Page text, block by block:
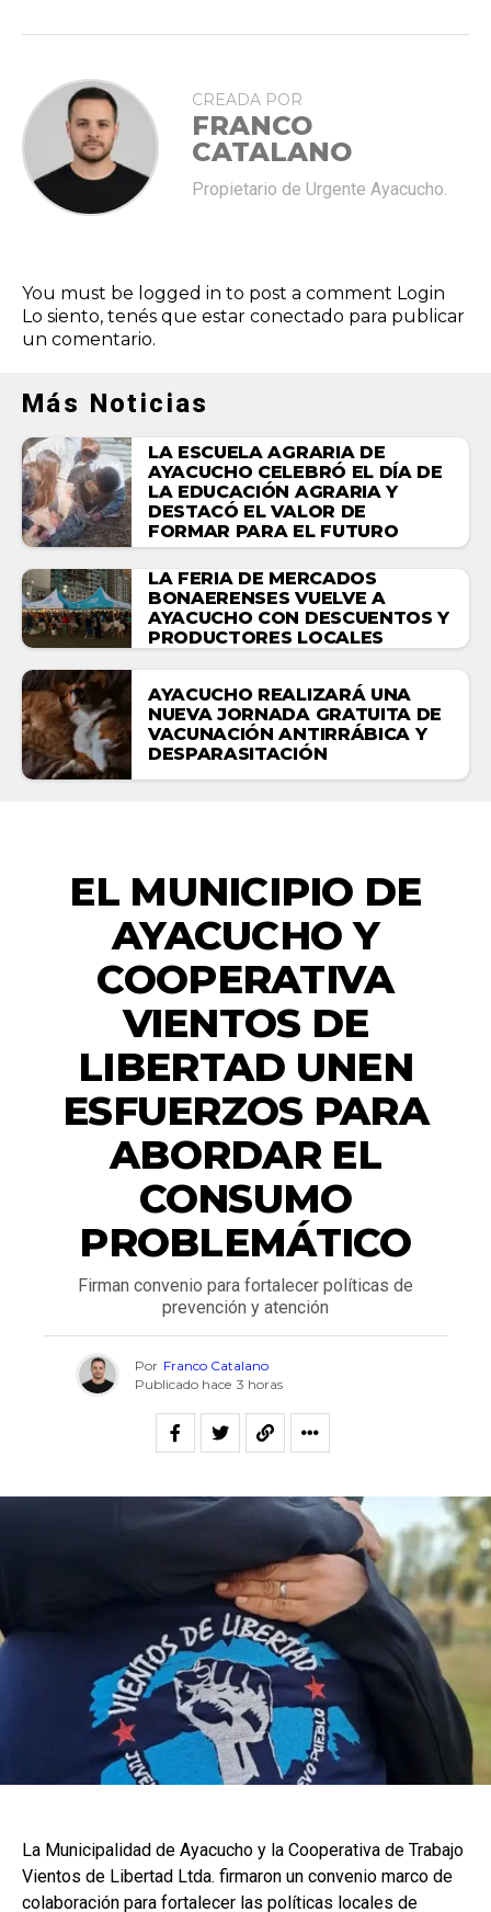
CREADA POR
FRANCO
CATALANO
Propietario de Urgente Ayacucho.
You must be logged in to post a comment Login
Lo siento, tenés que estar conectado para publicar
un comentario.
Más Noticias
LA ESCUELA AGRARIA DE
AYACUCHO CELEBRÓ EL DÍA DE
LA EDUCACIÓN AGRARIA Y
DESTACÓ EL VALOR DE
FORMAR PARA EL FUTURO
LA FERIA DE MERCADOS
BONAERENSES VUELVE A
AYACUCHO CON DESCUENTOS Y
PRODUCTORES LOCALES
AYACUCHO REALIZARÁ UNA
NUEVA JORNADA GRATUITA DE
VACUNACIÓN ANTIRRÁBICA Y
DESPARASITACIÓN
EL MUNICIPIO DE
AYACUCHO Y
COOPERATIVA
VIENTOS DE
LIBERTAD UNEN
ESFUERZOS PARA
ABORDAR EL
CONSUMO
PROBLEMÁTICO
Firman convenio para fortalecer políticas de
prevención y atención
Por Franco Catalano
Publicado hace 3 horas
La Municipalidad de Ayacucho y la Cooperativa de Trabajo
Vientos de Libertad Ltda. firmaron un convenio marco de
colaboración para fortalecer las políticas locales de